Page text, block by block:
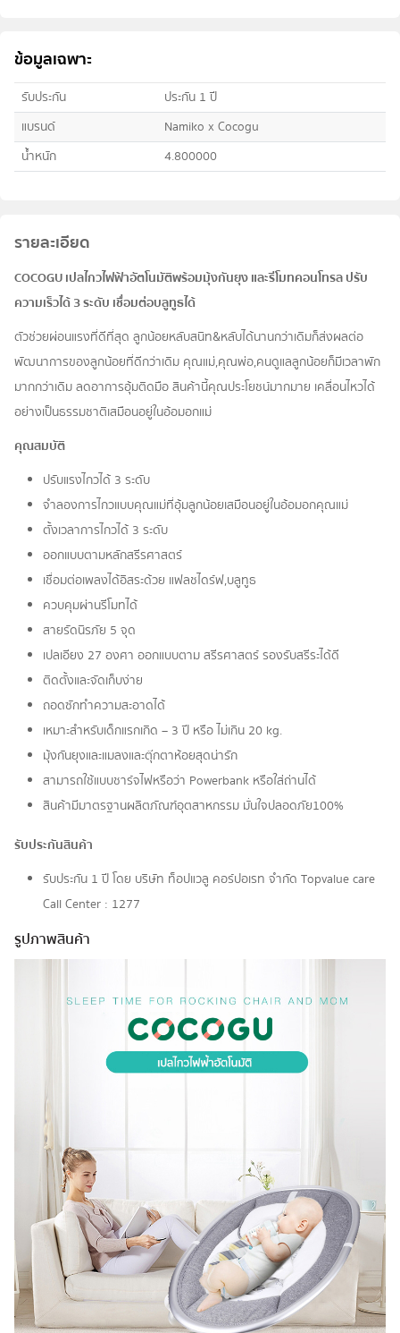
ข้อมูลเฉพาะ
รับประกัน
ประกัน 1 ปี
แบรนด์
Namiko x Cocogu
น้ำหนัก
4.800000
รายละเอียด
COCOGU เปลไกวไฟฟ้าอัตโนมัติพร้อมมุ้งกันยุง และรีโมทคอนโทรล ปรับ
ความเร็วได้ 3 ระดับ เชื่อมต่อบลูทูธได้
ตัวช่วยผ่อนแรงที่ดีที่สุด ลูกน้อยหลับสนิท&หลับได้นานกว่าเดิมก็ส่งผลต่อ
พัฒนาการของลูกน้อยที่ดีกว่าเดิม คุณแม่,คุณพ่อ,คนดูแลลูกน้อยก็มีเวลาพัก
มากกว่าเดิม ลดอาการอุ้มติดมือ สินค้านี้คุณประโยชน์มากมาย เคลื่อนไหวได้
อย่างเป็นธรรมชาติเสมือนอยู่ในอ้อมอกแม่
คุณสมบัติ
ปรับแรงไกวได้ 3 ระดับ
จำลองการไกวแบบคุณแม่ที่อุ้มลูกน้อยเสมือนอยู่ในอ้อมอกคุณแม่
ตั้งเวลาการไกวได้ 3 ระดับ
ออกแบบตามหลักสรีรศาสตร์
เชื่อมต่อเพลงได้อิสระด้วย แฟลชไดร์ฟ,บลูทูธ
ควบคุมผ่านรีโมทได้
สายรัดนิรภัย 5 จุด
เปลเอียง 27 องศา ออกแบบตาม สรีรศาสตร์ รองรับสรีระได้ดี
ติดตั้งและจัดเก็บง่าย
ถอดซักทำความสะอาดได้
เหมาะสำหรับเด็กแรกเกิด – 3 ปี หรือ ไม่เกิน 20 kg.
มุ้งกันยุงและแมลงและตุ๊กตาห้อยสุดน่ารัก
สามารถใช้แบบชาร์จไฟหรือว่า Powerbank หรือใส่ถ่านได้
สินค้ามีมาตรฐานผลิตภัณฑ์อุตสาหกรรม มั่นใจปลอดภัย100%
รับประกันสินค้า
รับประกัน 1 ปี โดย บริษัท ท็อปแวลู คอร์ปอเรท จํากัด Topvalue care
Call Center : 1277
รูปภาพสินค้า